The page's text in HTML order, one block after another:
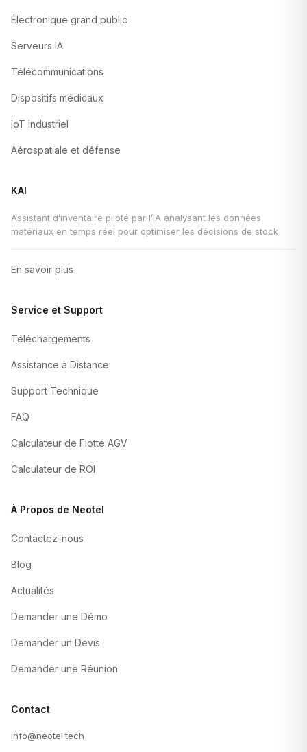
Électronique grand public
Serveurs IA
Télécommunications
Dispositifs médicaux
IoT industriel
Aérospatiale et défense
KAI
Assistant d’inventaire piloté par l’IA analysant les données
matériaux en temps réel pour optimiser les décisions de stock
En savoir plus
Service et Support
Téléchargements
Assistance à Distance
Support Technique
FAQ
Calculateur de Flotte AGV
Calculateur de ROI
À Propos de Neotel
Contactez-nous
Blog
Actualités
Demander une Démo
Demander un Devis
Demander une Réunion
Contact
info@neotel.tech